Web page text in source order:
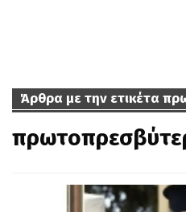
Άρθρα με την ετικέτα